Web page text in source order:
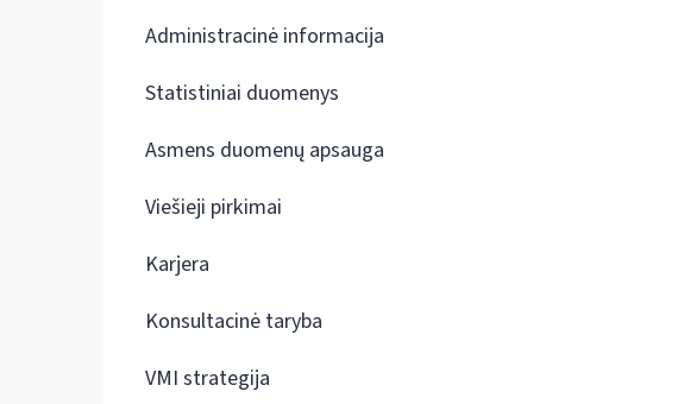
Administracinė informacija
Statistiniai duomenys
Asmens duomenų apsauga
Viešieji pirkimai
Karjera
Konsultacinė taryba
VMI strategija